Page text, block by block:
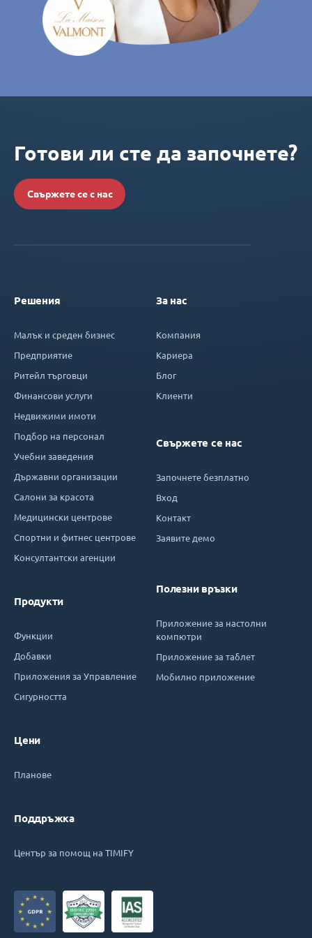
Готови ли сте да започнете?
Свържете се с нас
Решения
Малък и среден бизнес
Предприятие
Ритейл търговци
Финансови услуги
Недвижими имоти
Подбор на персонал
Учебни заведения
Държавни организации
Салони за красота
Медицински центрове
Спортни и фитнес центрове
Консултантски агенции
Продукти
Функции
Добавки
Приложения за Управление
Сигурността
Цени
Планове
Поддръжка
Център за помощ на TIMIFY
За нас
Компания
Кариера
Блог
Клиенти
Свържете се нас
Започнете безплатно
Вход
Контакт
Заявите демо
Полезни връзки
Приложение за настолни
компютри
Приложение за таблет
Мобилно приложение